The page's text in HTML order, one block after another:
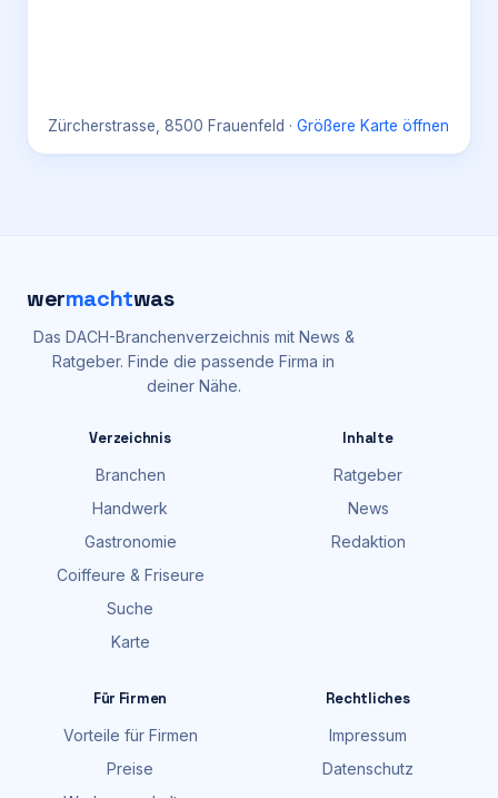
Zürcherstrasse, 8500 Frauenfeld · Größere Karte öffnen
wermachtwas
Das DACH-Branchenverzeichnis mit News &
Ratgeber. Finde die passende Firma in
deiner Nähe.
Verzeichnis
Branchen
Handwerk
Gastronomie
Coiffeure & Friseure
Suche
Karte
Inhalte
Ratgeber
News
Redaktion
Für Firmen
Vorteile für Firmen
Preise
Rechtliches
Impressum
Datenschutz